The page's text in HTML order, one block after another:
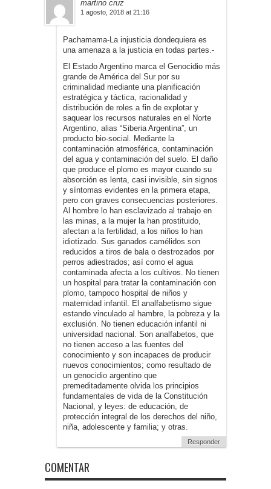
martino cruz
1 agosto, 2018 at 21:16
Pachamama-La injusticia dondequiera es
una amenaza a la justicia en todas partes.-
El Estado Argentino marca el Genocidio más
grande de América del Sur por su
criminalidad mediante una planificación
estratégica y táctica, racionalidad y
distribución de roles a fin de explotar y
saquear los recursos naturales en el Norte
Argentino, alias “Siberia Argentina”, un
producto bio-social. Mediante la
contaminación atmosférica, contaminación
del agua y contaminación del suelo. El daño
que produce el plomo es mayor cuando su
absorción es lenta, casi invisible, sin signos
y síntomas evidentes en la primera etapa,
pero con graves consecuencias posteriores.
Al hombre lo han esclavizado al trabajo en
las minas, a la mujer la han prostituido,
afectan a la fertilidad, a los niños lo han
idiotizado. Sus ganados camélidos son
reducidos a tiros de bala o destrozados por
perros adiestrados; así como el agua
contaminada afecta a los cultivos. No tienen
un hospital para tratar la contaminación con
plomo, tampoco hospital de niños y
maternidad infantil. El analfabetismo sigue
estando vinculado al hambre, la pobreza y la
exclusión. No tienen educación infantil ni
universidad nacional. Son analfabetos, que
no tienen acceso a las fuentes del
conocimiento y son incapaces de producir
nuevos conocimientos; como resultado de
un genocidio argentino que
premeditadamente olvida los principios
fundamentales de vida de la Constitución
Nacional, y leyes: de educación, de
protección integral de los derechos del niño,
niña, adolescente y familia; y otras.
Responder
COMENTAR